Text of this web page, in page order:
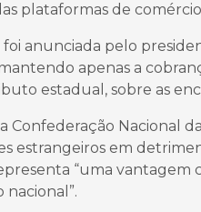
plataformas de
anunciada pelo
apenas a
estadual, sobre as
Confederação Nacional
estrangeiros em
“uma vantagem